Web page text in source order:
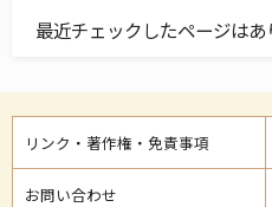
最近チェックしたページはあ
リンク・著作権・免責事項
お問い合わせ